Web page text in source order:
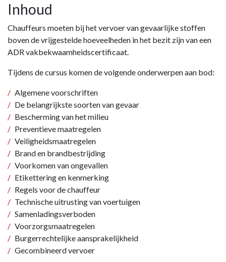
Inhoud
Chauffeurs moeten bij het vervoer van gevaarlijke stoffen
boven de vrijgestelde hoeveelheden in het bezit zijn van een
ADR vakbekwaamheidscertificaat.
Tijdens de cursus komen de volgende onderwerpen aan bod:
Algemene voorschriften
De belangrijkste soorten van gevaar
Bescherming van het milieu
Preventieve maatregelen
Veiligheidsmaatregelen
Brand en brandbestrijding
Voorkomen van ongevallen
Etikettering en kenmerking
Regels voor de chauffeur
Technische uitrusting van voertuigen
Samenladingsverboden
Voorzorgsmaatregelen
Burgerrechtelijke aansprakelijkheid
Gecombineerd vervoer